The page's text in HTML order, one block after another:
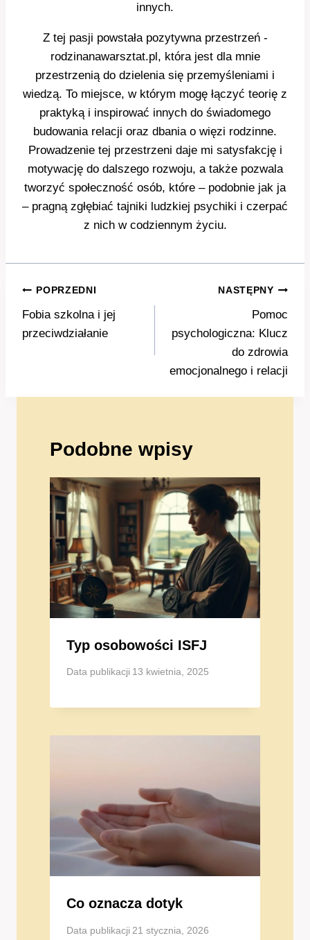
innych.
Z tej pasji powstała pozytywna przestrzeń -
rodzinanawarsztat.pl, która jest dla mnie
przestrzenią do dzielenia się przemyśleniami i
wiedzą. To miejsce, w którym mogę łączyć teorię z
praktyką i inspirować innych do świadomego
budowania relacji oraz dbania o więzi rodzinne.
Prowadzenie tej przestrzeni daje mi satysfakcję i
motywację do dalszego rozwoju, a także pozwala
tworzyć społeczność osób, które – podobnie jak ja
– pragną zgłębiać tajniki ludzkiej psychiki i czerpać
z nich w codziennym życiu.
Nawigacja
wpisu
POPRZEDNI
Fobia szkolna i jej
przeciwdziałanie
NASTĘPNY
Pomoc
psychologiczna: Klucz
do zdrowia
emocjonalnego i relacji
Podobne wpisy
Typ osobowości ISFJ
Data publikacji 13 kwietnia, 2025
Co oznacza dotyk
Data publikacji 21 stycznia, 2026